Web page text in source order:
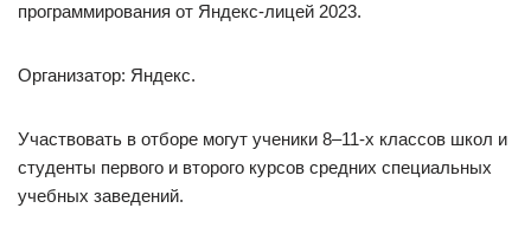
программирования от Яндекс-лицей 2023.
Организатор: Яндекс.
Участвовать в отборе могут ученики 8–11‑х классов школ и
студенты первого и второго курсов средних специальных
учебных заведений.